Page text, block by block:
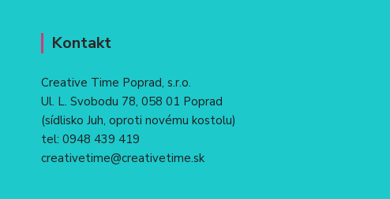
Kontakt
Creative Time Poprad, s.r.o.
Ul. L. Svobodu 78, 058 01 Poprad
(sídlisko Juh, oproti novému kostolu)
tel: 0948 439 419
creativetime@creativetime.sk